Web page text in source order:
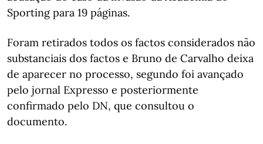
Sporting para 19 páginas.
Foram retirados todos os factos considerados não
substanciais dos factos e Bruno de Carvalho deixa
de aparecer no processo, segundo foi avançado
pelo jornal Expresso e posteriormente
confirmado pelo DN, que consultou o
documento.